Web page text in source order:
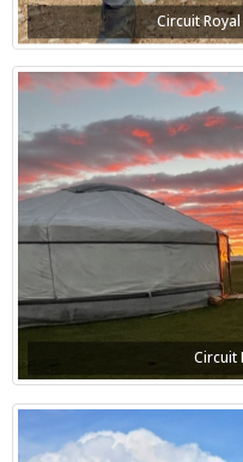
Circuit
Circuit